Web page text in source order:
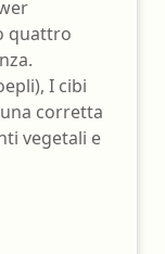
quattro
I cibi
corretta
vegetali e